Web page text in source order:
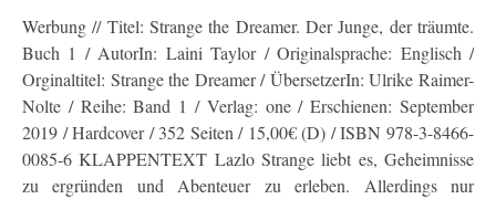
Werbung // Titel: Strange the Dreamer. Der Junge, der träumte.
Buch 1 / AutorIn: Laini Taylor / Originalsprache: Englisch /
Orginaltitel: Strange the Dreamer / ÜbersetzerIn: Ulrike Raimer-
Nolte / Reihe: Band 1 / Verlag: one / Erschienen: September
2019 / Hardcover / 352 Seiten / 15,00€ (D) / ISBN 978-3-8466-
0085-6 KLAPPENTEXT Lazlo Strange liebt es, Geheimnisse
zu ergründen und Abenteuer zu erleben. Allerdings nur